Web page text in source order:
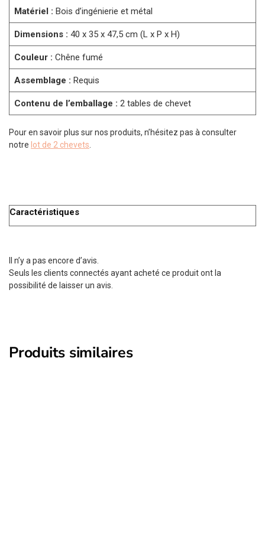
Matériel : Bois d’ingénierie et métal
Dimensions : 40 x 35 x 47,5 cm (L x P x H)
Couleur : Chêne fumé
Assemblage : Requis
Contenu de l’emballage : 2 tables de chevet
Pour en savoir plus sur nos produits, n’hésitez pas à consulter
notre lot de 2 chevets
Caractéristiques
Il n’y a pas encore d’avis.
Seuls les clients connectés ayant acheté ce produit ont la
possibilité de laisser un avis.
Produits similaires